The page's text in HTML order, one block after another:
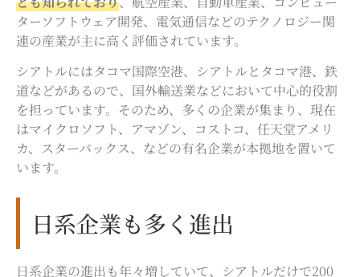
ターソフトウェア開発、電気通信などのテクノロジー関
連の産業が主に高く評価されています。
シアトルにはタコマ国際空港、シアトルとタコマ港、鉄
道などがあるので、国外輸送業などにおいて中心的役割
を担っています。そのため、多くの企業が集まり、現在
はマイクロソフト、アマゾン、コストコ、任天堂アメリ
カ、スターバックス、などの有名企業が本拠地を置いて
います。
日系企業も多く進出
日系企業の進出も年々増していて、シアトルだけで200